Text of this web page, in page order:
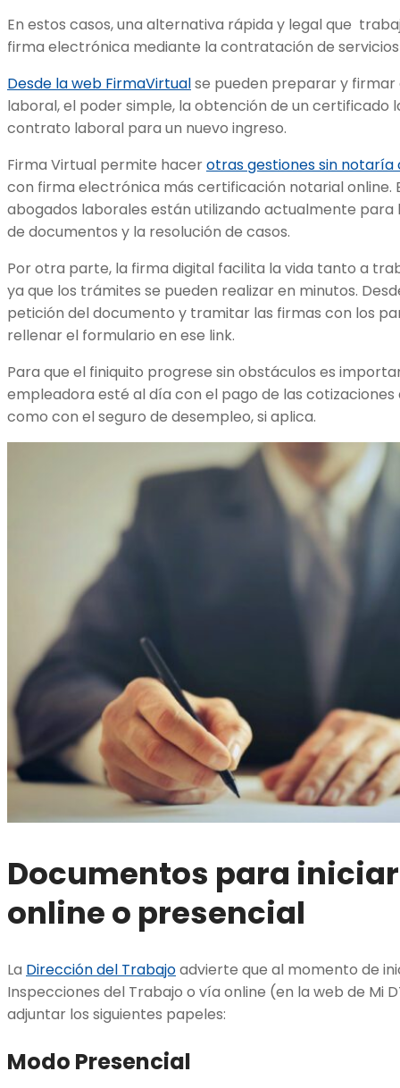
En estos casos, una alternativa rápida y legal que
firma electrónica mediante la contratación de
Desde la web FirmaVirtualse pueden preparar y
laboral, el poder simple, la obtención de un certificado
contrato laboral para un nuevo ingreso.
Firma Virtual permite hacerotras gestiones sin notaría
con firma electrónica más certificación notarial online.
abogados laborales están utilizando actualmente para
de documentos y la resolución de casos.
Por otra parte, la firma digital facilita la vida tanto a
ya que los trámites se pueden realizar en minutos.
petición del documento y tramitar las firmas con los
rellenar el formulario en ese link.
Para que el finiquito progrese sin obstáculos es
empleadora esté al día con el pago de las cotizaciones
como con el seguro de desempleo, si aplica.
Documentos para
online o presencial
La Dirección del Trabajoadvierte que al momento de
Inspecciones del Trabajo o vía online (en la web de Mi
adjuntar los siguientes papeles:
Modo Presencial